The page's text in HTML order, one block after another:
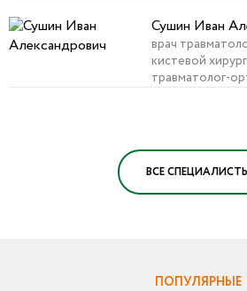
Сушин Иван
врач
кистевой
травматолог-
ВСЕ
ПОПУЛЯРНЫЕ